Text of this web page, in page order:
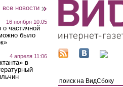
все новости
16 ноября 10:05
о частичной
было
4 апреля 11:06
в